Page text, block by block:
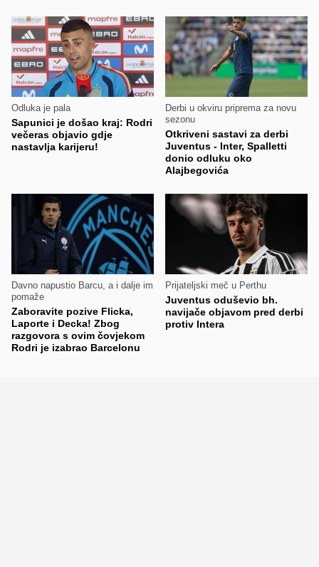
Odluka je pala
Sapunici je došao kraj: Rodri
večeras objavio gdje
nastavlja karijeru!
Derbi u okviru priprema za novu
sezonu
Otkriveni sastavi za derbi
Juventus - Inter, Spalletti
donio odluku oko
Alajbegovića
Davno napustio Barcu, a i dalje im
pomaže
Zaboravite pozive Flicka,
Laporte i Decka! Zbog
razgovora s ovim čovjekom
Rodri je izabrao Barcelonu
Prijateljski meč u Perthu
Juventus oduševio bh.
navijače objavom pred derbi
protiv Intera